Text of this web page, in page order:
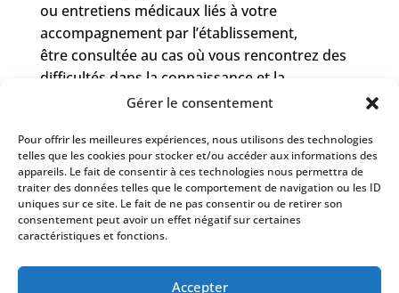
Gérer le consentement
Pour offrir les meilleures expériences, nous utilisons des technologies
telles que les cookies pour stocker et/ou accéder aux informations des
appareils. Le fait de consentir à ces technologies nous permettra de
traiter des données telles que le comportement de navigation ou les ID
uniques sur ce site. Le fait de ne pas consentir ou de retirer son
consentement peut avoir un effet négatif sur certaines
caractéristiques et fonctions.
Accepter
ou entretiens médicaux liés à votre
accompagnement par l’établissement,
être consultée au cas où vous rencontrez des
difficultés dans la connaissance et la
compréhension de vos droits.